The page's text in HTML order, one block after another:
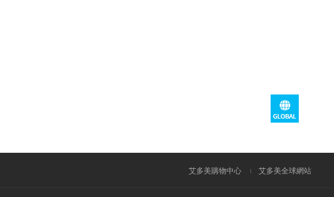
艾多美購物中心 艾多美全球網站